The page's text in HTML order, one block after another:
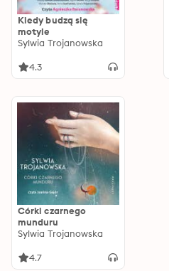
Kiedy budzą się
motyle
Sylwia Trojanowska
4.3
Córki czarnego
munduru
Sylwia Trojanowska
4.7